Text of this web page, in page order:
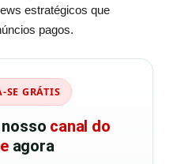
estratégicos que
pagos.
SE GRÁTIS
nosso canal do
agora